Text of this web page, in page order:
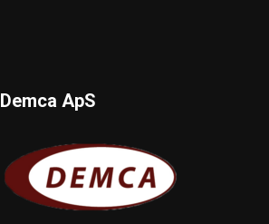
Demca ApS